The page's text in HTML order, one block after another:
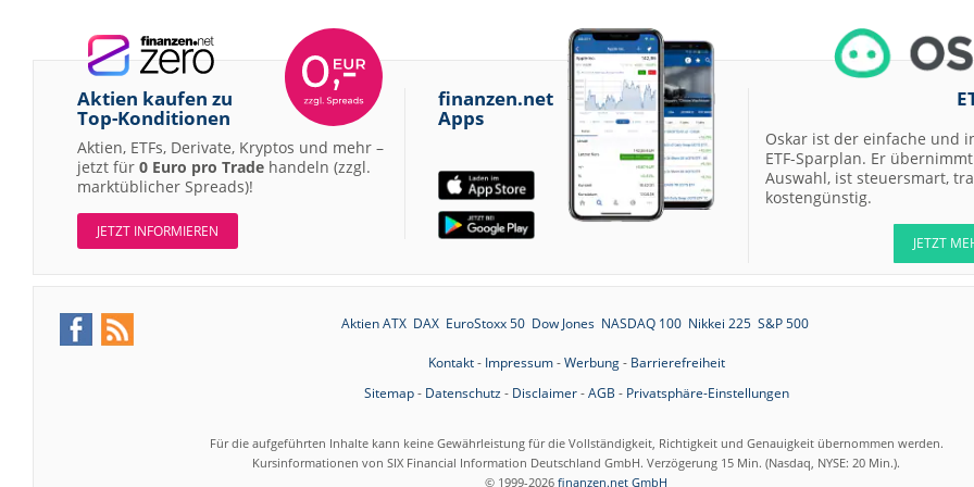
07.08.26
Merck Market-
Perform
07.08.26
RATIONAL Buy
Merck Kaufen
07.08.26
07.08.26
Münchener
Aktien kaufen zu
Top-Konditionen
Aktien, ETFs, Derivate, Kryptos und mehr –
jetzt für 0 Euro pro Trade handeln (zzgl.
marktüblicher Spreads)!
JETZT INFORMIEREN
finanzen.net
Apps
Oskar ist der einfache und
ETF-Sparplan. Er übernimmt
Auswahl, ist steuersmart,
kostengünstig.
JETZT
Aktien ATX DAX EuroStoxx 50 Dow Jones NASDAQ 100 Nikkei 225 S&P 500
Kontakt- Impressum-Werbung- Barrierefreiheit
Sitemap- Datenschutz- Disclaimer-AGB - Privatsphäre-Einstellungen
Für die aufgeführten Inhalte kann keine Gewährleistung für die Vollständigkeit, Richtigkeit und Genauigkeit übernommen werden.
Kursinformationen von SIX Financial Information Deutschland GmbH. Verzögerung 15 Min. (Nasdaq, NYSE: 20 Min.).
© 1999-2026 finanzen.net GmbH